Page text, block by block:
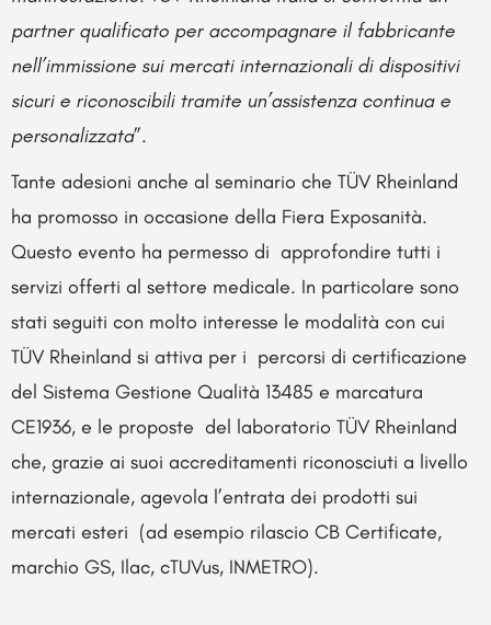
partner qualificato per accompagnare il fabbricante
nell’immissione sui mercati internazionali di dispositivi
sicuri e riconoscibili tramite un’assistenza continua e
personalizzata”.
Tante adesioni anche al seminario che TÜV Rheinland
ha promosso in occasione della Fiera Exposanità.
Questo evento ha permesso di approfondire tutti i
servizi offerti al settore medicale. In particolare sono
stati seguiti con molto interesse le modalità con cui
TÜV Rheinland si attiva per i percorsi di certificazione
del Sistema Gestione Qualità 13485 e marcatura
CE1936, e le proposte del laboratorio TÜV Rheinland
che, grazie ai suoi accreditamenti riconosciuti a livello
internazionale, agevola l’entrata dei prodotti sui
mercati esteri (ad esempio rilascio CB Certificate,
marchio GS, Ilac, cTUVus, INMETRO).